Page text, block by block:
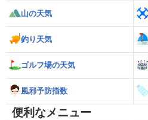
山の天気
釣り天気
ゴルフ場の天気
風邪予防指数
便利なメニュー